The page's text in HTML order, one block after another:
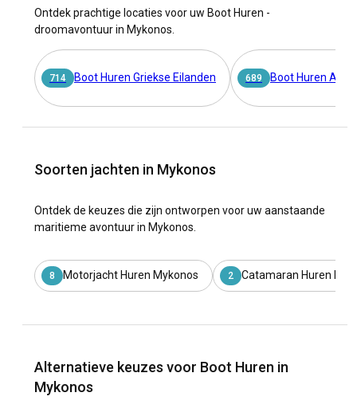
Ontdek prachtige locaties voor uw Boot Huren -
droomavontuur in Mykonos.
714 Boot Huren Griekse Eilanden 689 Boot Huren
Soorten jachten in Mykonos
Ontdek de keuzes die zijn ontworpen voor uw aanstaande
maritieme avontuur in Mykonos.
8 Motorjacht Huren Mykonos 2 Catamaran Huren
Alternatieve keuzes voor Boot Huren in
Mykonos